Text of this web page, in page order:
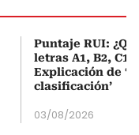
Puntaje RUI:
letras A1, B2, C1
Explicación de
clasificación’
03/08/2026